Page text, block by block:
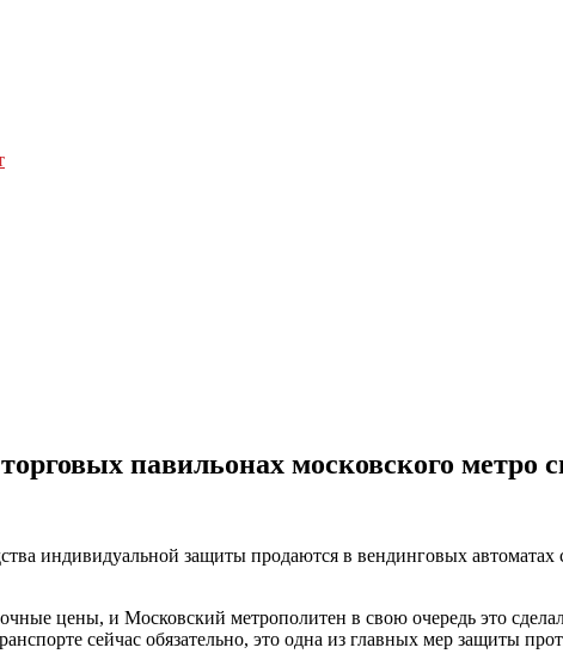
павильонах московского метро
индивидуальной защиты продаются в вендинговых
цены, и Московский метрополитен в свою очередь это
сейчас обязательно, это одна из главных мер защиты